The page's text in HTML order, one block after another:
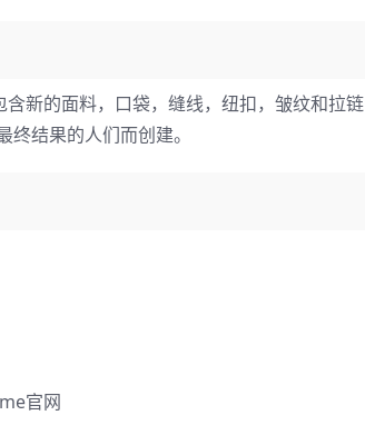
新的面料，口袋，缝线，纽扣，皱纹和拉链
结果的人们而创建。
官网